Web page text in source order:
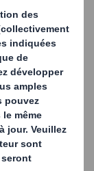
est une
apparition
nouvelles